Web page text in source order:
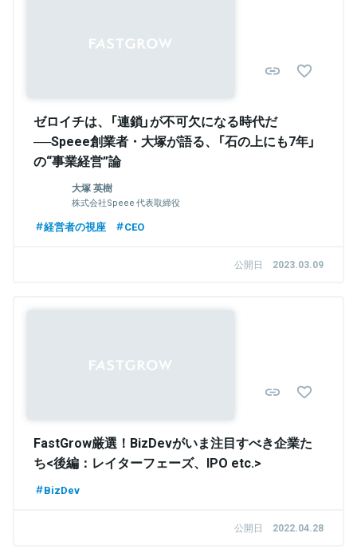
ゼロイチは、「連鎖」が不可欠になる時代だ
──Speee創業者・大塚が語る、「石の上にも7年」
の“事業経営”論
大塚 英樹
株式会社Speee 代表取締役
経営者の視座 CEO
公開日 2023.03.09
FastGrow厳選！BizDevがいま注目すべき企業た
ち<後編：レイターフェーズ、IPO etc.>
BizDev
公開日 2022.04.28